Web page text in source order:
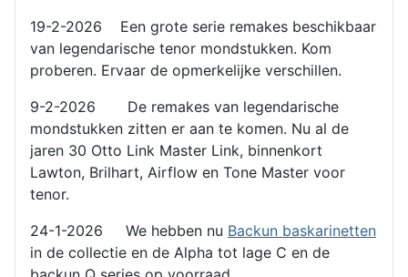
19-2-2026 Een grote serie remakes beschikbaar
van legendarische tenor mondstukken. Kom
proberen. Ervaar de opmerkelijke verschillen.
9-2-2026 De remakes van legendarische
mondstukken zitten er aan te komen. Nu al de
jaren 30 Otto Link Master Link, binnenkort
Lawton, Brilhart, Airflow en Tone Master voor
tenor.
24-1-2026 We hebben nu Backun baskarinetten
in de collectie en de Alpha tot lage C en de